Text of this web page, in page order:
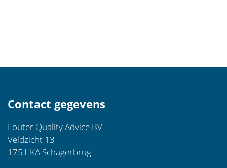
Contact gegevens
Louter Quality Advice BV
Veldzicht 13
1751 KA Schagerbrug